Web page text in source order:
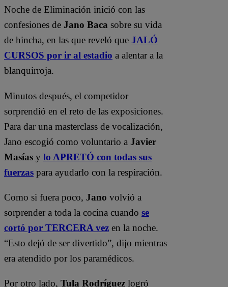
Noche de Eliminación inició con las
confesiones de Jano Baca sobre su vida
de hincha, en las que reveló que JALÓ
CURSOS por ir al estadio a alentar a la
blanquirroja.
Minutos después, el competidor
sorprendió en el reto de las exposiciones.
Para dar una masterclass de vocalización,
Jano escogió como voluntario a Javier
Masías y lo APRETÓ con todas sus
fuerzas para ayudarlo con la respiración.
Como si fuera poco, Jano volvió a
sorprender a toda la cocina cuando se
cortó por TERCERA vez en la noche.
“Esto dejó de ser divertido”, dijo mientras
era atendido por los paramédicos.
Por otro lado, Tula Rodríguez logró